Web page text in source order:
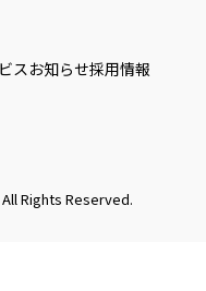
スお知らせ採用情報
Rights Reserved.